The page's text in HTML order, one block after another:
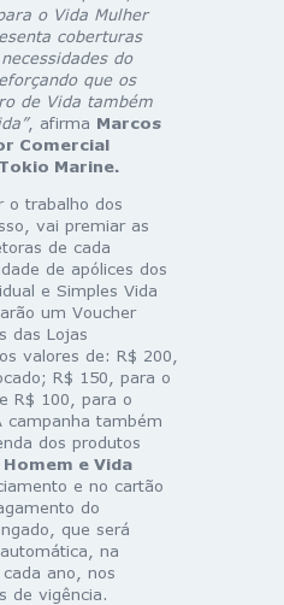
o Vida Mulher
coberturas
do
que os
de Vida também
, afirma Marcos
Comercial
Marine.
o trabalho dos
vai premiar as
de cada
de apólices dos
e Simples Vida
um Voucher
das Lojas
valores de: R$ 200,
R$ 150, para o
R$ 100, para o
campanha também
dos produtos
e Vida
e no cartão
do
que será
na
ano, nos
de vigência.